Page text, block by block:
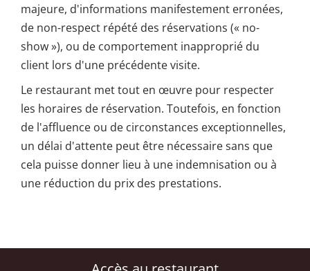
majeure, d'informations manifestement erronées,
de non-respect répété des réservations (« no-
show »), ou de comportement inapproprié du
client lors d'une précédente visite.
Le restaurant met tout en œuvre pour respecter
les horaires de réservation. Toutefois, en fonction
de l'affluence ou de circonstances exceptionnelles,
un délai d'attente peut être nécessaire sans que
cela puisse donner lieu à une indemnisation ou à
une réduction du prix des prestations.